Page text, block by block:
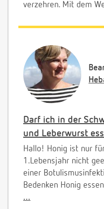
verzehren. Mit dem
Darf ich in der
und Leberwurst
Hallo! Honig ist nur
1.Lebensjahr nicht
einer
Bedenken Honig
...